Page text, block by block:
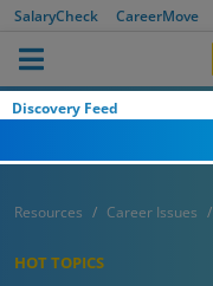
SalaryCheck CareerMove
Discovery Feed
Resources Career Issues
HOT TOPICS